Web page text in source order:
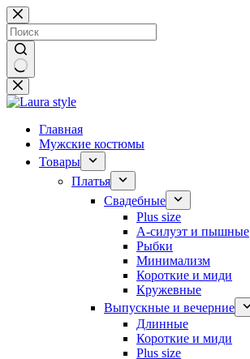
Перейти
к
сути
Ничего
не
Главная
Мужские костюмы
Товары
Платья
Свадебные
Plus size
А-силуэт и пышные
Рыбки
Минимализм
Короткие и миди
Кружевные
Выпускные и вечерние
Длинные
Короткие и миди
Plus size